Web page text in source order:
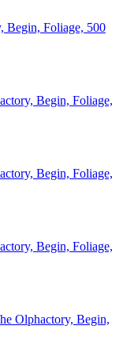
Begin, Foliage, 500
Begin, Foliage,
Begin, Foliage,
Begin, Foliage,
Olphactory, Begin,